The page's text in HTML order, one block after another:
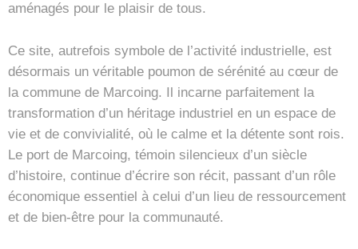
aménagés pour le plaisir de tous.
Ce site, autrefois symbole de l’activité industrielle, est
désormais un véritable poumon de sérénité au cœur de
la commune de Marcoing. Il incarne parfaitement la
transformation d’un héritage industriel en un espace de
vie et de convivialité, où le calme et la détente sont rois.
Le port de Marcoing, témoin silencieux d’un siècle
d’histoire, continue d’écrire son récit, passant d’un rôle
économique essentiel à celui d’un lieu de ressourcement
et de bien-être pour la communauté.